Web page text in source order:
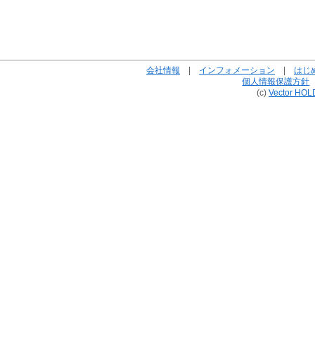
会社情報 | インフォメーション | はじ
個人情報保護方針
(c) Vector